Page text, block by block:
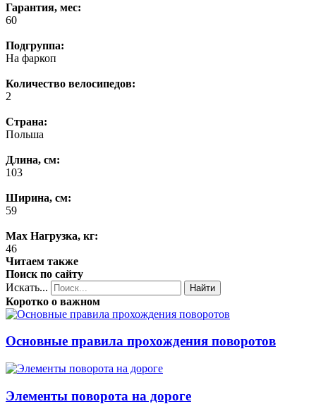
Гарантия, мес:
60
Подгруппа:
На фаркоп
Количество велосипедов:
2
Страна:
Польша
Длина, см:
103
Ширина, см:
59
Max Нагрузка, кг:
46
Читаем также
Поиск по сайту
Искать...
Найти
Коротко о важном
Основные правила прохождения поворотов
Элементы поворота на дороге